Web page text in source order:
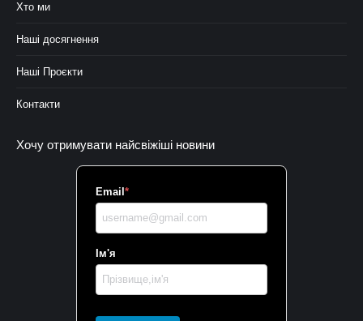
Хто ми
Наші досягнення
Наші Проєкти
Контакти
Хочу отримувати найсвіжіші новини
Email *
Ім'я